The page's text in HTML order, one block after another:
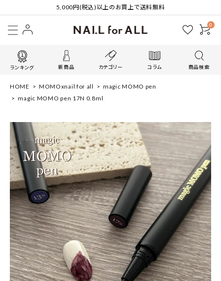
5,000円(税込)以上のお買上で送料無料
0
ランキング 新商品 カテゴリー コラム 商品検索
HOME MOMOxnail for all
magic MOMO pen
magic MOMO pen 17N 0.8ml